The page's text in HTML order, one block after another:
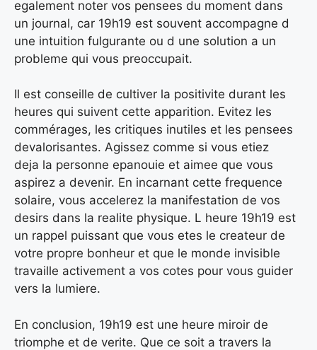
egalement noter vos pensees du moment dans
un journal, car 19h19 est souvent accompagne d
une intuition fulgurante ou d une solution a un
probleme qui vous preoccupait.
Il est conseille de cultiver la positivite durant les
heures qui suivent cette apparition. Evitez les
commérages, les critiques inutiles et les pensees
devalorisantes. Agissez comme si vous etiez
deja la personne epanouie et aimee que vous
aspirez a devenir. En incarnant cette frequence
solaire, vous accelerez la manifestation de vos
desirs dans la realite physique. L heure 19h19 est
un rappel puissant que vous etes le createur de
votre propre bonheur et que le monde invisible
travaille activement a vos cotes pour vous guider
vers la lumiere.
En conclusion, 19h19 est une heure miroir de
triomphe et de verite. Que ce soit a travers la